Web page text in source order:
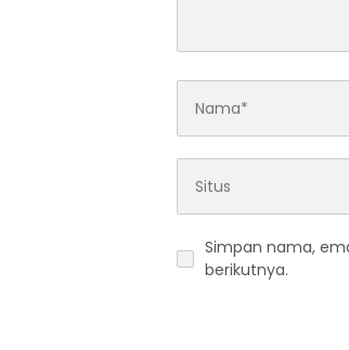
Simpan nama,
berikutnya.